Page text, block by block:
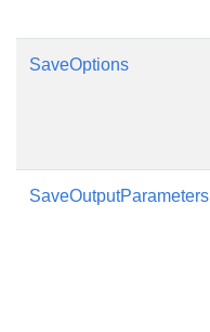
SaveOptions
SaveOutputParameters